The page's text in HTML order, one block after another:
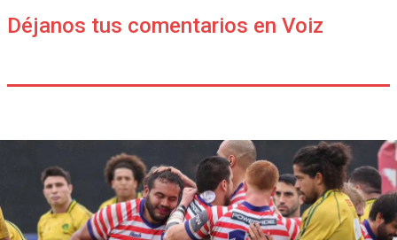
Déjanos tus comentarios en Voiz